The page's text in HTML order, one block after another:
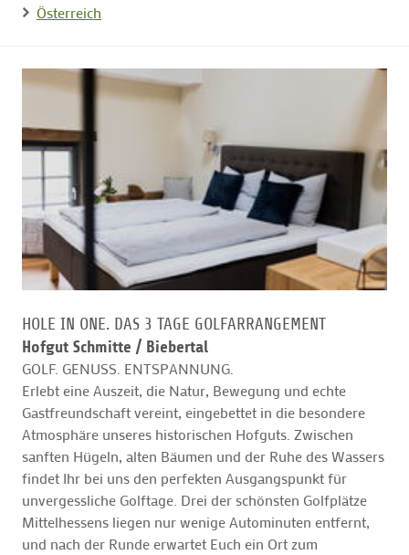
Österreich
HOLE IN ONE. DAS 3 TAGE GOLFARRANGEMENT
Hofgut Schmitte / Biebertal
GOLF. GENUSS. ENTSPANNUNG.
Erlebt eine Auszeit, die Natur, Bewegung und echte
Gastfreundschaft vereint, eingebettet in die besondere
Atmosphäre unseres historischen Hofguts. Zwischen
sanften Hügeln, alten Bäumen und der Ruhe des Wassers
findet Ihr bei uns den perfekten Ausgangspunkt für
unvergessliche Golftage. Drei der schönsten Golfplätze
Mittelhessens liegen nur wenige Autominuten entfernt,
und nach der Runde erwartet Euch ein Ort zum